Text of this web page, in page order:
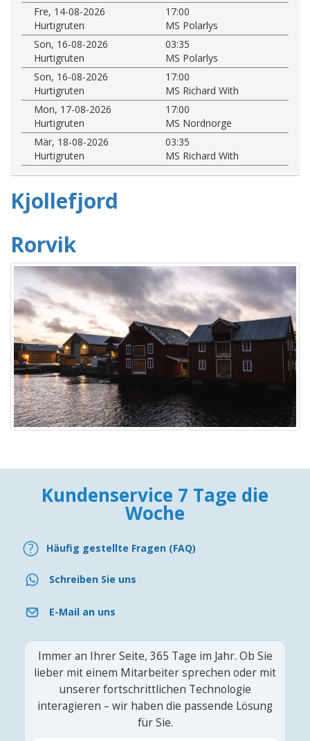
Fre, 14-08-2026
17:00
Hurtigruten
MS Polarlys
Son, 16-08-2026
03:35
Hurtigruten
MS Polarlys
Son, 16-08-2026
17:00
Hurtigruten
MS Richard With
Mon, 17-08-2026
17:00
Hurtigruten
MS Nordnorge
Mär, 18-08-2026
03:35
Hurtigruten
MS Richard With
Kjollefjord
Rorvik
Kundenservice 7 Tage die
Woche
Häufig gestellte Fragen (FAQ)
Schreiben Sie uns
E-Mail an uns
Immer an Ihrer Seite, 365 Tage im Jahr. Ob Sie
lieber mit einem Mitarbeiter sprechen oder mit
unserer fortschrittlichen Technologie
interagieren – wir haben die passende Lösung
für Sie.